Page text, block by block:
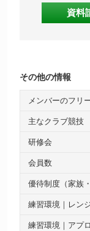
資料
その他の情報
メンバーのフリ
主なクラブ競技
研修会
会員数
優待制度（家族
練習環境｜レン
練習環境｜アプ